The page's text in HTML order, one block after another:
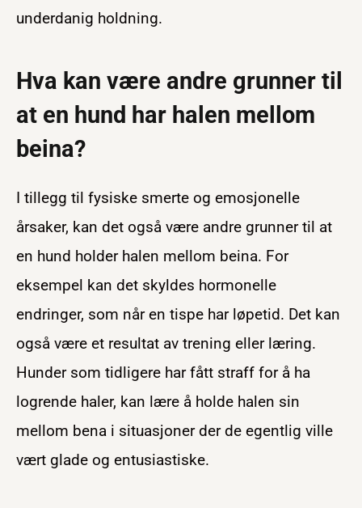
underdanig holdning.
Hva kan være andre grunner til
at en hund har halen mellom
beina?
I tillegg til fysiske smerte og emosjonelle
årsaker, kan det også være andre grunner til at
en hund holder halen mellom beina. For
eksempel kan det skyldes hormonelle
endringer, som når en tispe har løpetid. Det kan
også være et resultat av trening eller læring.
Hunder som tidligere har fått straff for å ha
logrende haler, kan lære å holde halen sin
mellom bena i situasjoner der de egentlig ville
vært glade og entusiastiske.